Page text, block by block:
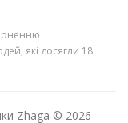
які досягли 18
Zhaga © 2026